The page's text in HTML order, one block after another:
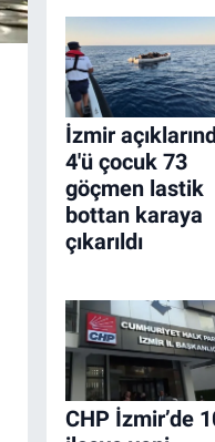
İzmir
4'ü çocuk 73
göçmen lastik
bottan karaya
çıkarıldı
CHP İzmir’de